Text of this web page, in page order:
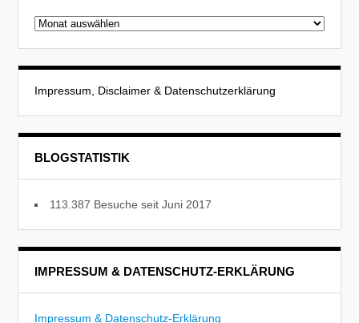
Beitragsarchiv
Impressum, Disclaimer & Datenschutzerklärung
BLOGSTATISTIK
113.387 Besuche seit Juni 2017
IMPRESSUM & DATENSCHUTZ-ERKLÄRUNG
Impressum & Datenschutz-Erklärung